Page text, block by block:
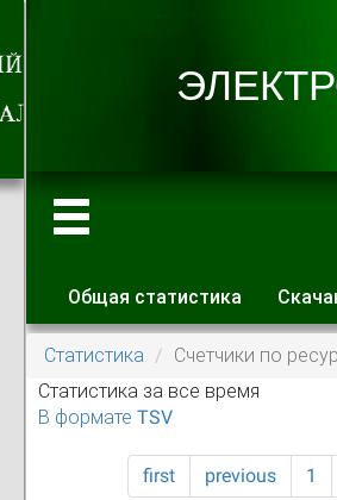
Главные вкладки
Общая статистика
Статистика
Счетчики по
Статистика за все время
В формате TSV
first previous 1